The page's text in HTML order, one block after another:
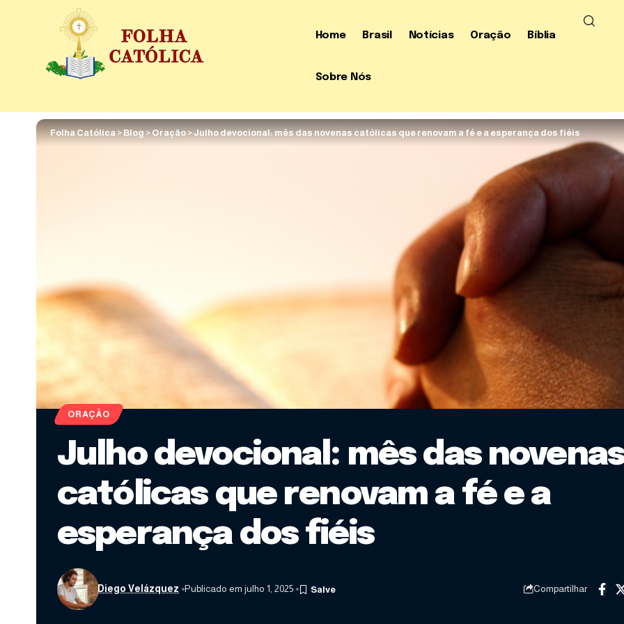
Home Brasil Notícias Oração Bíblia
Sobre Nós
Folha Católica>Blog>Oração>Julho devocional: mês das novenas católicas que renovam a fé e a esperança dos fiéis
ORAÇÃO
Julho devocional: mês das
católicas que renovam a fé e a
esperança dos fiéis
Diego Velázquez Publicado em julho 1, 2025 Compartilhar